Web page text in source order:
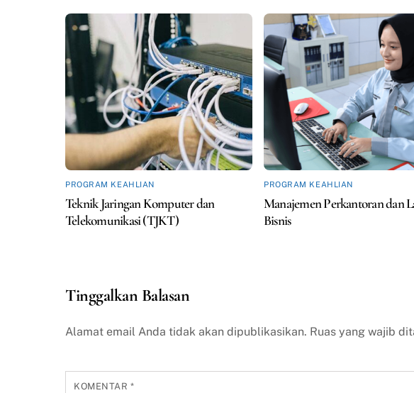
PROGRAM KEAHLIAN
Teknik Jaringan Komputer dan
Telekomunikasi (TJKT)
PROGRAM KEAHLIAN
Manajemen Perkantoran dan
Bisnis
Tinggalkan Balasan
Alamat email Anda tidak akan dipublikasikan. Ruas yang wajib
KOMENTAR *